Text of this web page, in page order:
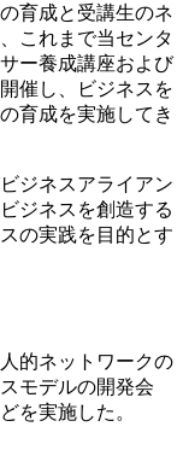
育成と受講生のネ
これまで当センタ
ー養成講座および
催し、ビジネスを
育成を実施してき
ジネスアライアン
ジネスを創造する
の実践を目的とす
的ネットワークの
モデルの開発会
を実施した。